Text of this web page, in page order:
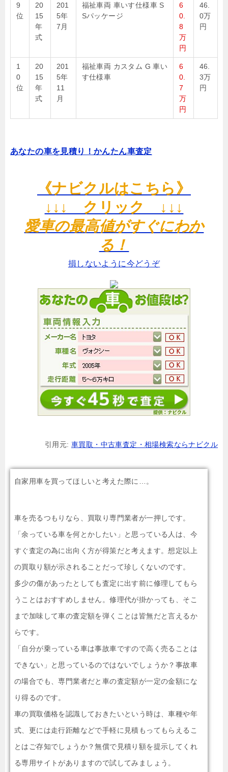
9
位
20
15
年
式
201
5年
7月
福祉車両 車いす仕様車 S
Sパッケージ
6
0.
8
万
円
46.
0万
円
1
0
位
20
15
年
式
201
5年
11
月
福祉車両 カスタム G 車い
す仕様車
6
0.
7
万
円
46.
3万
円
あなたの車を見積り！かんたん車査定
《ナビクルはこちら》
↓↓↓ クリック ↓↓↓
愛車の最高値がすぐにわか
る！
損しないように今どうぞ
引用元: 車買取・中古車査定・相場検索ならナビクル
自家用車を買ってほしいと考えた際に…。
車を売るつもりなら、買取り専門業者が一押しです。
「余っている車を何とかしたい」と思っている人は、今
すぐ査定の為に出向く方が得策だと考えます。想定以上
の買取り額が示されることだって珍しくないのです。
多少の傷があったとしても査定に出す前に修理してもら
うことはおすすめしません。修理代が掛かっても、そこ
まで加味して車の査定額を弾くことは皆無だと言えるか
らです。
「自分が乗っている車は事故車ですので高く売ることは
できない」と思っているのではないでしょうか？事故車
の場合でも、専門業者だと車の査定額が一定の金額にな
り得るのです。
車の買取価格を認識しておきたいという時は、車種や年
式、更には走行距離などで手軽に見積もってもらえるこ
とはご存知でしょうか？無償で見積り額を提示してくれ
る専用サイトがありますので試してみましょう。